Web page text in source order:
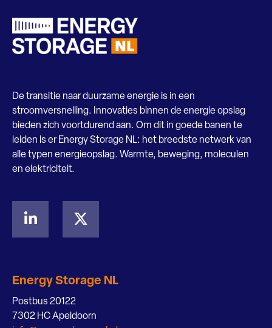
De transitie naar duurzame energie is in een
stroomversnelling. Innovaties binnen de energie opslag
bieden zich voortdurend aan. Om dit in goede banen te
leiden is er Energy Storage NL: het breedste netwerk van
alle typen energieopslag. Warmte, beweging, moleculen
en elektriciteit.
Energy Storage NL
Postbus 20122
7302 HC Apeldoorn